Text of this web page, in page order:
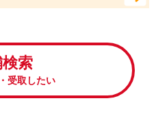
索
受取したい